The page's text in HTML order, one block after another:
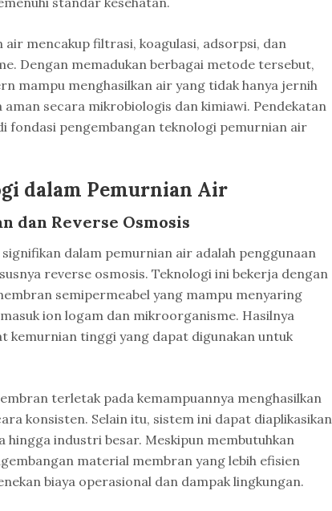
mencakup filtrasi, koagulasi, adsorpsi, dan
Dengan memadukan berbagai metode tersebut,
mampu menghasilkan air yang tidak hanya jernih
aman secara mikrobiologis dan kimiawi. Pendekatan
fondasi pengembangan teknologi pemurnian air
dalam Pemurnian Air
dan Reverse Osmosis
dalam pemurnian air adalah penggunaan
reverse osmosis. Teknologi ini bekerja dengan
semipermeabel yang mampu menyaring
ion logam dan mikroorganisme. Hasilnya
kemurnian tinggi yang dapat digunakan untuk
terletak pada kemampuannya menghasilkan
konsisten. Selain itu, sistem ini dapat diaplikasikan
hingga industri besar. Meskipun membutuhkan
material membran yang lebih efisien
biaya operasional dan dampak lingkungan.